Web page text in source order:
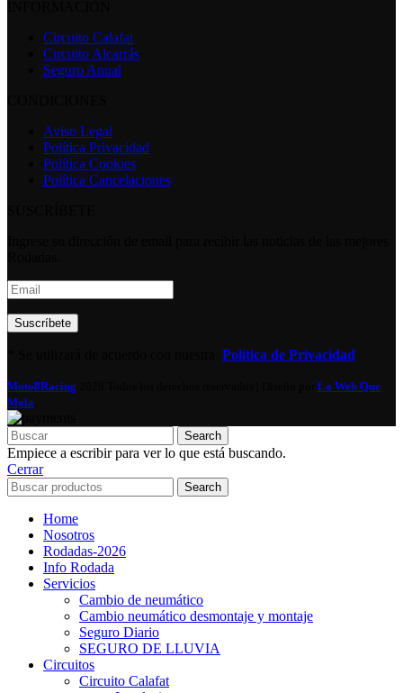
Circuito Calafat
Circuito Alcarrás
Seguro Anual
Aviso Legal
Política Privacidad
Política Cookies
Política Cancelaciones
Política de Privacidad
Moto8Racing
La Web Que
Mola
Search
Empiece a escribir para ver lo que está buscando.
Cerrar
Search
Home
Nosotros
Rodadas-2026
Info Rodada
Servicios
Cambio de neumático
Cambio neumático desmontaje y montaje
Seguro Diario
SEGURO DE LLUVIA
Circuitos
Circuito Calafat